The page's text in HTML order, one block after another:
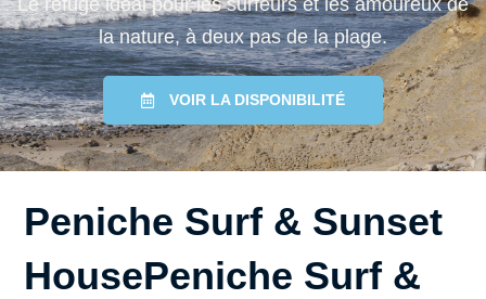
Le refuge idéal pour les surfeurs et les amoureux de
la nature, à deux pas de la plage.
VOIR LA DISPONIBILITÉ
Peniche Surf & Sunset
HousePeniche Surf &